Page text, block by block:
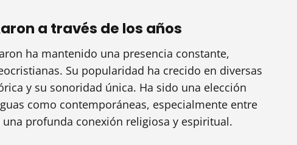
a través de los años
ha mantenido una presencia constante,
Su popularidad ha crecido en diversas
y su sonoridad única. Ha sido una elección
como contemporáneas, especialmente entre
profunda conexión religiosa y espiritual.